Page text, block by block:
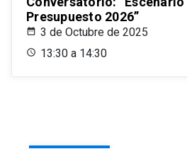
Presupuesto 2026”
3 de Octubre de 2025
13:30 a 14:30